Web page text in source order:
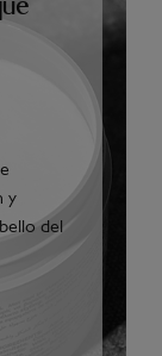
y
del